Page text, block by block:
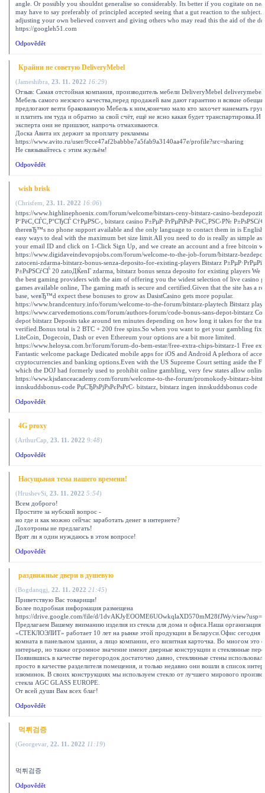
angle. Or possibly you shouldnt generalise so considerably. Its better if you cogitate on
may have to say preferably of principled accepted seeing that a gut reaction to the
adjusting your own believed convert and giving others who may read this the aid of the
https://googleh51.com
Odpovědět
Крайни не советую DeliveryMebel
(Jameshibra 23. 11. 2022 16:29)
Отзыв: Самая отстойная компания, производитель мебели DeliveryMebel
Мебель самого незского качества,перед продажей вам дают гарантию и всякие
предлогают везти бракованную Мебель к ним,конечно мало кто захочет нанемать
и платить им туда и обратно за свой счёт, ещё не ясно какая будет транспартировка.И
эксперта они не пришлют, напрочь отмахиваются.
Доска Авита их держит за проплату рекламмы
https://www.avito.ru/user/9cce47af2babbbe7a5fab9a3140aa47e/profile?src=sharing
Не связывайтесь с этим жульём!
Odpovědět
wish brisk
(Chrisfem 23. 11. 2022 16:06)
https://www.highlinephoenix.com/forum/welcome/bitstars-ceny-bitstarz-casino-
Р‘РёС‚СЃС‚Р°СЂСЃ С†РµРЅС‹, bitstarz casino Р±РµР·РґРµРїРѕР·РёС‚РЅС‹Р№
thereвЂ™s no phone support available and the only language to contact them in is
easy ways to deal with the maximum bet size limit.All you need to do is really as simple as
your email ID and click on 1-Click Sign Up, and we create an account and a free bitcoin
https://www.digidaveindevopsjobs.com/forum/welcome-to-the-job-forum/bitstarz-
zatoceni-zdarma-bitstarz-bonus-senza-deposito-for-existing-players Bitstarz
Р±РѕРЅСѓСЃ 20 zatoДЌenГ­ zdarma, bitstarz bonus senza deposito for existing players We
the best gaming providers with the aim of offering you the widest selection of live casino
games available online, The gaming math is secure and certified.Given that the site has a
base, weвЂ™d expect these bonuses to grow as DasistCasino gets more popular.
https://www.brandcentury.info/forum/welcome-to-the-forum/bitstarz-playtech Bitstarz
https://www.carvedemotions.com/forum/authors-forum/code-bonus-sans-depot-bitstarz
depot bitstarz Deposits take around ten minutes depending on how long it takes for the
verified.Bonus total is 2 BTC + 200 free spins.So when you want to get your gambling fix
LiteCoin, Dogecoin, Dash or even Ethereum your options are a bit more limited.
https://www.heloysa.com.br/forum/forum-do-bem-estar/free-extra-chips-bitstarz-1 Free
Fantastic welcome package Dedicated mobile apps for iOS and Android A plethora of
cryptocurrencies and banking options.Even with the US Supreme Court setting aside the
which the DOJ had formerly used to prohibit online gambling, very few states allow
https://www.kjsdanceacademy.com/forum/welcome-to-the-forum/promokody-bitstarz-
innskuddsbonus-code РџСЂРѕРјРѕРєРѕРґС‹ bitstarz, bitstarz ingen innskuddsbonus code
Odpovědět
4G proxy
(ArthurCap 23. 11. 2022 9:48)
Odpovědět
Насущьная тема нашего времени!
(HrushevSi 23. 11. 2022 5:54)
Всем доброго!
Простите за нубский вопрос -
но где и как можно сейчас заработать денег в интернете?
Дохотроны не предлагать!
Врят ли я один нуждаюсь в этом вопросе!
Odpovědět
раздвижные двери в душевую
(Bogdanqgj 22. 11. 2022 21:45)
Приветствую Вас товарищи!
Более подробная информация размещена
https://drive.google.com/file/d/1dvAKJyEOOME6UOwkqlaXD570mM28fJWy/
Предлагаем Вашему вниманию изделия из стекла для дома и офиса.Наша
«СТЕКЛОЭЛИТ» работает 10 лет на рынке этой продукции в Беларуси.Офис сегодня
комната в панельном здании, а лицо компании, его визитная карточка. Во многом это
интерьер, но также огромное значение имеют дверные конструкции и стеклянные
Появившись в качестве перегородок достаточно давно, стеклянные стены
просто в качестве разделителя помещения, и только недавно они вошли в список
изюминок. В своих конструкциях мы используем стекло от лучшего мирового
стекла AGC GLASS EUROPE.
От всей души Вам всех благ!
Odpovědět
먹튀검증
(Georgevar 22. 11. 2022 11:19)
먹튀검증
Odpovědět